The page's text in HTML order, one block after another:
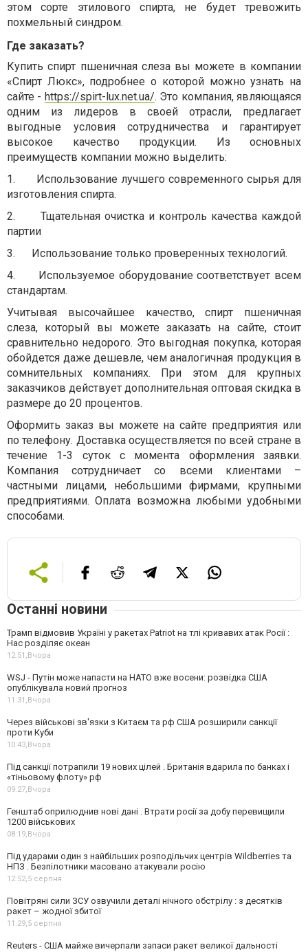
этом сорте этилового спирта, не будет тревожить
похмельный синдром.
Где заказать?
Купить спирт пшеничная слезавы можете в компании
«Спирт Люкс», подробнее о которой можно узнать на
сайте - https://spirt-lux.net.ua/. Это компания, являющаяся
одним из лидеров в своей отрасли, предлагает
выгодные условия сотрудничества и гарантирует
высокое качество продукции. Из основных
преимуществ компании можно выделить:
1.
Использование лучшего современного сырья для
изготовления спирта.
2.
Тщательная очистка и контроль качества каждой
партии
3.
Использование только проверенных технологий.
4.
Используемое оборудование соответствует всем
стандартам.
Учитывая высочайшее качество, спирт пшеничная
слеза, который вы можете заказать на сайте, стоит
сравнительно недорого. Это выгодная покупка, которая
обойдется даже дешевле, чем аналогичная продукция в
сомнительных компаниях. При этом для крупных
заказчиков действует дополнительная оптовая скидка в
размере до 20 процентов.
Оформить заказ вы можете на сайте предприятия или
по телефону. Доставка осуществляется по всей стране в
течение 1-3 суток с момента оформления заявки.
Компания сотрудничает со всеми клиентами –
частными лицами, небольшими фирмами, крупными
предприятиями. Оплата возможна любыми удобными
способами.
Останні новини
Трамп відмовив Україні у ракетах Patriot на тлі кривавих атак Росії :
Нас розділяє океан
12:51, Вчора
WSJ - Путін може напасти на НАТО вже восени: розвідка США
опублікувала новий прогноз
11:31, Вчора
Через військові зв'язки з Китаєм та рф США розширили санкції
проти Куби
10:43, Вчора
Під санкції потрапили 19 нових цілей . Британія вдарила по банках і
«тіньовому флоту» рф
09:27, Вчора
Генштаб оприлюднив нові дані . Втрати росії за добу перевищили
1200 військових
08:19, Вчора
Під ударами один з найбільших розподільчих центрів Wildberries та
НПЗ . Безпілотники масовано атакували росію
12:52,5 серпня
Повітряні сили ЗСУ озвучили деталі нічного обстрілу : з десятків
ракет – жодної збитої
11:29,5 серпня
Reuters - США майже вичерпали запаси ракет великої дальності